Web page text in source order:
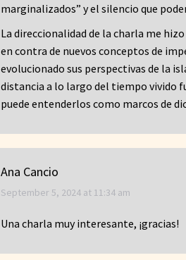
marginalizados” y el silencio que
La direccionalidad de la charla me
en contra de nuevos conceptos de
evolucionado sus perspectivas de la
distancia a lo largo del tiempo vivido
puede entenderlos como marcos de
Ana Cancio
says:
September 5, 2024 at 11:34 am
Una charla muy interesante, ¡gracias!